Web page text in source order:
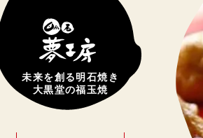
未来を創る明石焼き
大黒堂の福玉焼